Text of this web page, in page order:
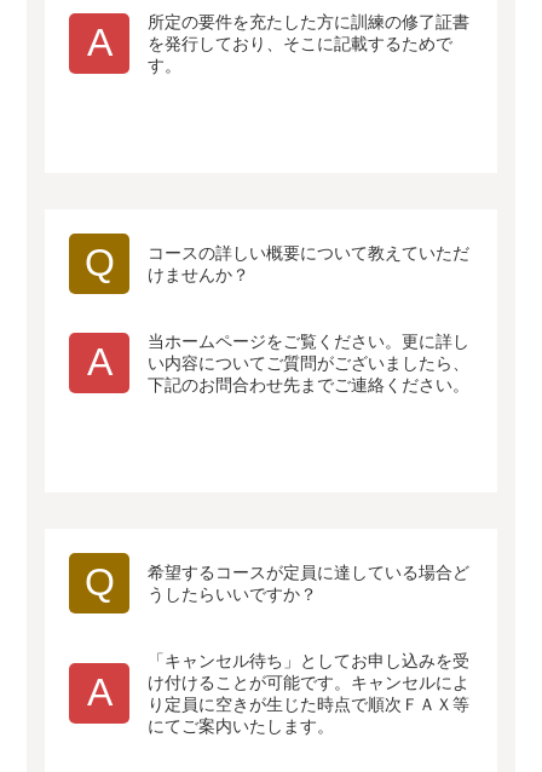
A
所定の要件を充たした方に訓練の修了証書
を発行しており、そこに記載するためで
す。
Q
コースの詳しい概要について教えていただ
けませんか？
A
当ホームページをご覧ください。更に詳し
い内容についてご質問がございましたら、
下記のお問合わせ先までご連絡ください。
Q
希望するコースが定員に達している場合ど
うしたらいいですか？
A
「キャンセル待ち」としてお申し込みを受
け付けることが可能です。キャンセルによ
り定員に空きが生じた時点で順次ＦＡＸ等
にてご案内いたします。